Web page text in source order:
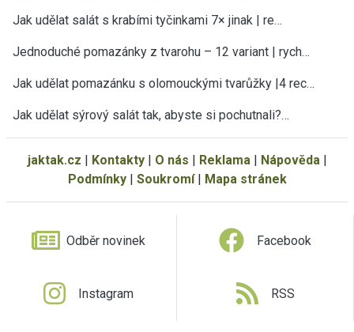
Jak udělat salát s krabími tyčinkami 7× jinak | re…
Jednoduché pomazánky z tvarohu – 12 variant | rych…
Jak udělat pomazánku s olomouckými tvarůžky |4 rec…
Jak udělat sýrový salát tak, abyste si pochutnali?…
jaktak.cz | Kontakty| O nás | Reklama| Nápověda|
Podmínky| Soukromí| Mapa stránek
Odběr novinek Facebook
Instagram RSS